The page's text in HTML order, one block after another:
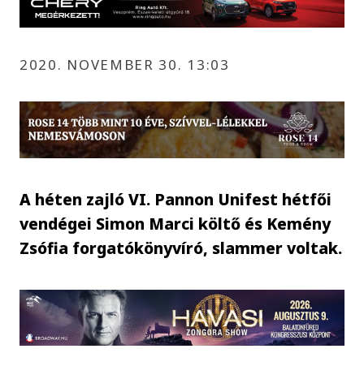
2020. NOVEMBER 30. 13:03
A héten zajló VI. Pannon Unifest hétfői
vendégei Simon Marci költő és Kemény
Zsófia forgatókönyvíró, slammer voltak.